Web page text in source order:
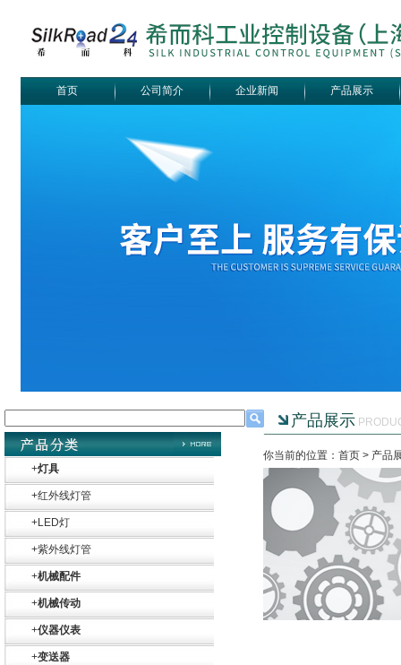
首页 公司简介 企业新闻 产品展示
+灯具
+红外线灯管
+LED灯
+紫外线灯管
+机械配件
+机械传动
+仪器仪表
+变送器
产品展示
你当前的位置：首页 > 产品